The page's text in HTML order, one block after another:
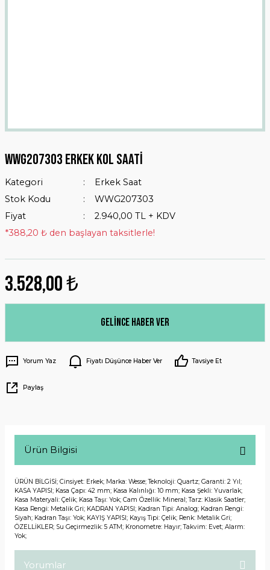
WWG207303 ERKEK KOL SAATİ
Kategori
Erkek Saat
Stok Kodu
WWG207303
Fiyat
2.940,00 TL + KDV
*388,20 ₺ den başlayan taksitlerle!
3.528,00 ₺
Gelince Haber Ver
Yorum Yaz Fiyatı Düşünce Haber Ver Tavsiye Et
Paylaş
Ürün Bilgisi
ÜRÜN BİLGİSİ; Cinsiyet: Erkek; Marka: Wesse; Teknoloji: Quartz; Garanti: 2 Yıl;
KASA YAPISI; Kasa Çapı: 42 mm; Kasa Kalınlığı: 10 mm; Kasa Şekli: Yuvarlak;
Kasa Materyali: Çelik; Kasa Taşı: Yok; Cam Özellik: Mineral; Tarz: Klasik Saatler;
Kasa Rengi: Metalik Gri; KADRAN YAPISI; Kadran Tipi: Analog; Kadran Rengi:
Siyah; Kadran Taşı: Yok; KAYIŞ YAPISI; Kayış Tipi: Çelik; Renk: Metalik Gri;
ÖZELLİKLER; Su Geçirmezlik: 5 ATM; Kronometre: Hayır; Takvim: Evet; Alarm:
Yok;
Yorumlar